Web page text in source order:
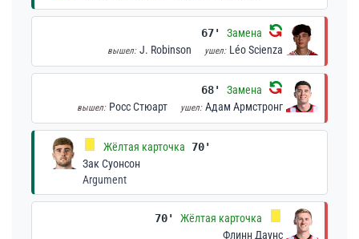
67' Замена
вышел: J. Robinson ушел: Léo Scienza
68' Замена
вышел: Росс Стюарт ушел: Адам Армстронг
Жёлтая карточка
70'
Зак Суонсон
Argument
70'
Жёлтая карточка
Флинн Даунс